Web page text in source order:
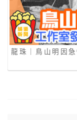
龍珠｜鳥山明因